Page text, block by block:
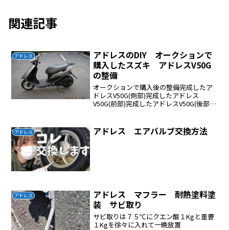
関連記事
アドレス
アドレスのDIY オークションで
購入したスズキ アドレスV50G
の整備
オークションで購入後の整備完成したア
ドレスV50G(側部)完成したアドレス
V50G(前部)完成したアドレスV50G(後部)
ホルダーが1730円駆動系の固いネジ外し
用...
アドレス アドレス エアバルブ交換方法
アドレス
アドレス マフラー 耐熱塗料塗
装 サビ取り
サビ取りは７５℃にクエン酸１Kgと重曹
１Kgを徐々に入れて一晩放置